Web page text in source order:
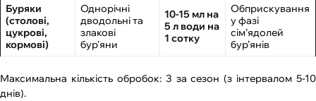
Буряки
(столові,
цукрові,
кормові)
Однорічні
дводольні та
злакові
бур'яни
10-15 мл на
5 л води на
1 сотку
Обприскування
у фазі
сім’ядолей
бур’янів
Максимальна кількість обробок: 3 за сезон (з інтервалом 5-10
днів).